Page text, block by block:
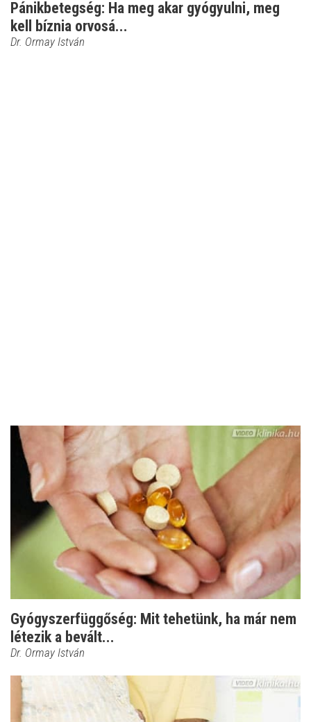
Pánikbetegség: Ha meg akar gyógyulni, meg
kell bíznia orvosá...
Dr. Ormay István
Gyógyszerfüggőség: Mit tehetünk, ha már nem
létezik a bevált...
Dr. Ormay István